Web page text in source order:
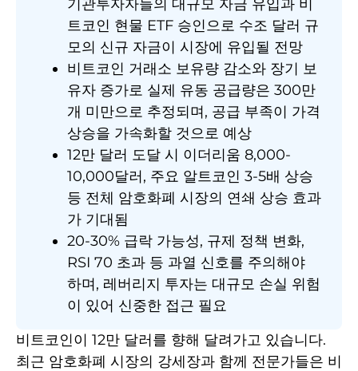
기관투자자들의 대규모 자금 유입과 비
트코인 현물 ETF 승인으로 수조 달러 규
모의 신규 자금이 시장에 유입될 전망
비트코인 거래소 보유량 감소와 장기 보
유자 증가로 실제 유동 공급량은 300만
개 미만으로 추정되며, 공급 부족이 가격
상승을 가속화할 것으로 예상
12만 달러 도달 시 이더리움 8,000-
10,000달러, 주요 알트코인 3-5배 상승
등 전체 암호화폐 시장의 연쇄 상승 효과
가 기대됨
20-30% 급락 가능성, 규제 정책 변화,
RSI 70 초과 등 과열 신호를 주의해야
하며, 레버리지 투자는 대규모 손실 위험
이 있어 신중한 접근 필요
비트코인이 12만 달러를 향해 달려가고 있습니다.
최근 암호화폐 시장의 강세장과 함께 전문가들은 비